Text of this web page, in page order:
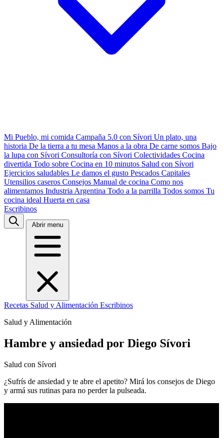
Mi Pueblo, mi comida Campaña 5.0 con Sívori Un plato, una
historia De la tierra a tu mesa Manos a la obra De carne somos Bajo
la lupa con Sívori Consultoría con Sívori Colectividades Cocina
divertida Todo sobre Cocina en 10 minutos Salud con Sívori
Ejercicios saludables Le damos el gusto Pescados Capitales
Utensilios caseros Consejos Manual de cocina Como nos
alimentamos Industria Argentina Todo a la parrilla Todos somos Tu
cocina ideal Huerta en casa
Escribinos
Abrir menu
Recetas Salud y Alimentación Escribinos
Salud y Alimentación
Hambre y ansiedad por Diego Sívori
Salud con Sívori
¿Sufrís de ansiedad y te abre el apetito? Mirá los consejos de Diego
y armá sus rutinas para no perder la pulseada.